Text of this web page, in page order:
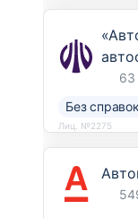
63
Без
Лиц. №2275